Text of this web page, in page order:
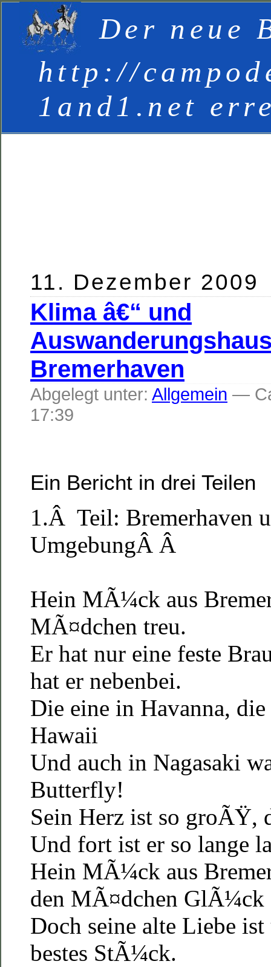
Der neue
http://
1and1.net
11. Dezember 2009
Klima â€“ und
Bremerhaven
Abgelegt unter: Allgemein —
17:39
Ein Bericht in drei Teilen
1.Â Teil: Bremerhaven
UmgebungÂ Â
Hein MÃ¼ck aus
MÃ¤dchen treu.
Er hat nur eine feste
hat er nebenbei.
Die eine in Havanna,
Hawaii
Und auch in Nagasaki
Butterfly!
Sein Herz ist so groÃŸ,
Und fort ist er so lange
Hein MÃ¼ck aus
den MÃ¤dchen GlÃ¼ck
Doch seine alte Liebe
bestes StÃ¼ck.